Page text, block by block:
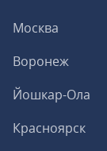
Москва
Воронеж
Йошкар-Ола
Красноярск